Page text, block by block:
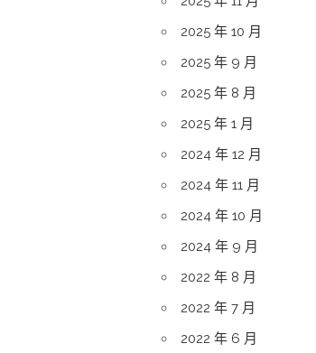
2025 年 10 月
2025 年 9 月
2025 年 8 月
2025 年 1 月
2024 年 12 月
2024 年 11 月
2024 年 10 月
2024 年 9 月
2022 年 8 月
2022 年 7 月
2022 年 6 月